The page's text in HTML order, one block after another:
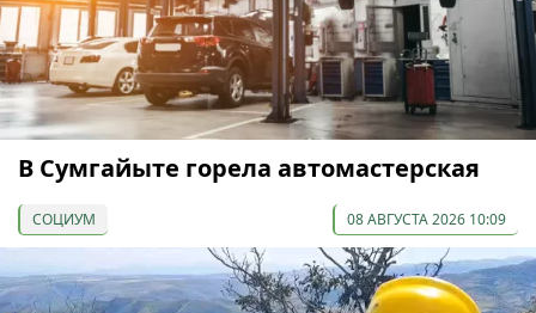
В Сумгайыте горела автомастерская
СОЦИУМ 08 АВГУСТА 2026 10:09